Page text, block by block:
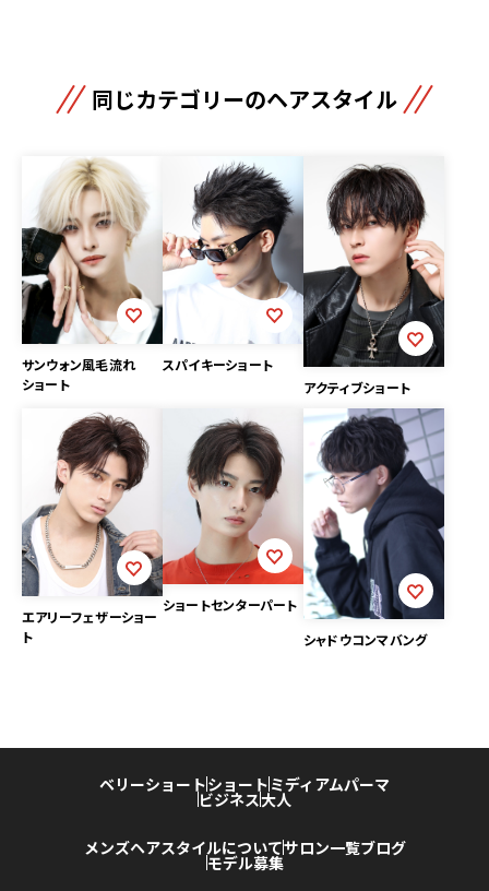
同じカテゴリーのヘアスタイル
サンウォン風毛流れ
ショート
スパイキーショート
アクティブショート
エアリーフェザーショー
ト
ショートセンターパート
シャドウコンマバング
ベリーショートショート ミディアムパーマ
ビジネス大人
メンズヘアスタイルについてサロン一覧ブログ
モデル募集